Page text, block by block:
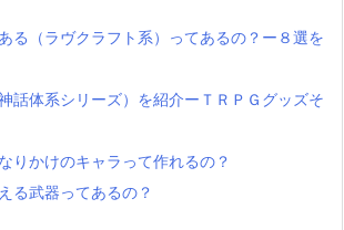
る（ラヴクラフト系）ってあるの？ー８選を
話体系シリーズ）を紹介ーＴＲＰＧグッズそ
りかけのキャラって作れるの？
る武器ってあるの？